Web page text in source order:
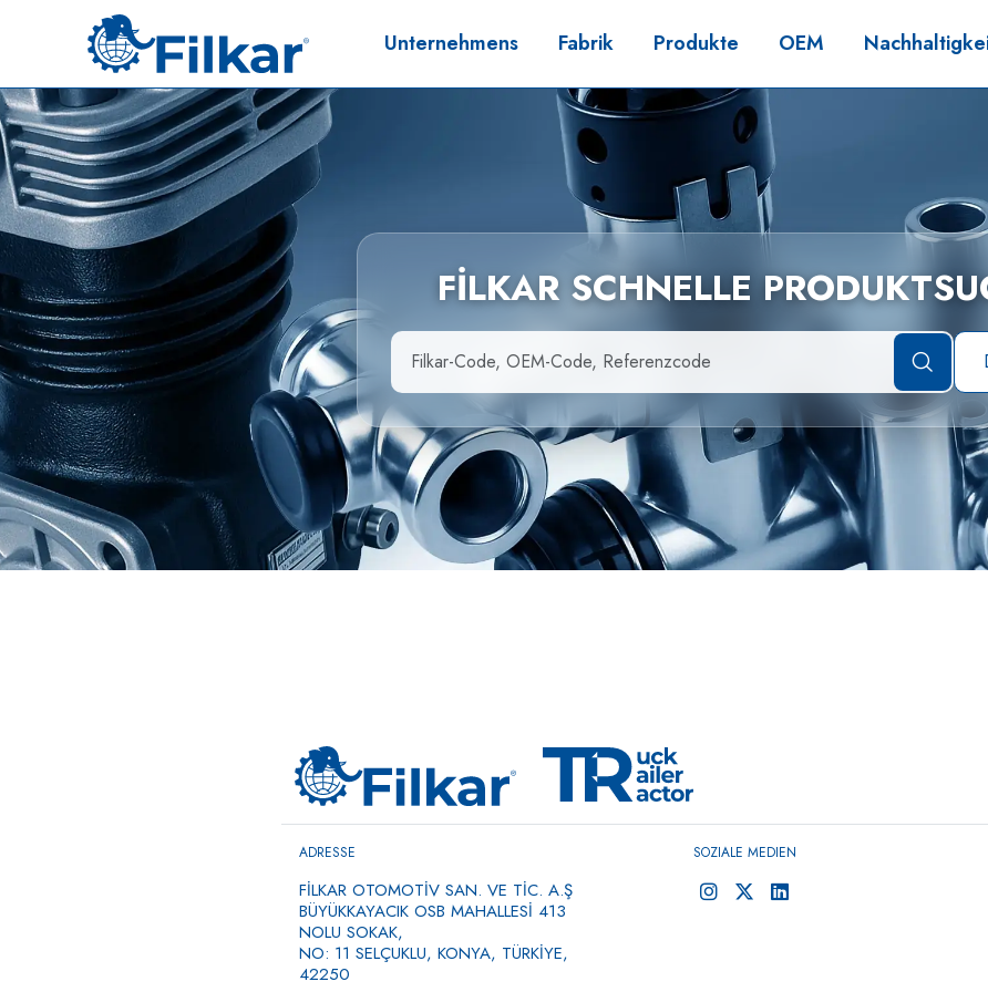
Unternehmens Fabrik Produkte OEM
FİLKAR SCHNELLE
SOZIALE MEDIEN
ADRESSE
FİLKAR OTOMOTİV SAN. VE TİC. A.Ş
BÜYÜKKAYACIK OSB MAHALLESİ 413
NOLU SOKAK,
NO: 11 SELÇUKLU, KONYA, TÜRKİYE,
42250